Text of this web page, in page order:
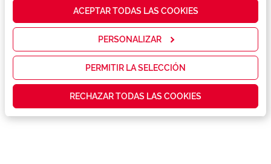
cómo mejorar
servicios y
las
que realmente
contenidos
personalizados
ACEPTAR TODAS LAS COOKIES
PERSONALIZAR
PERMITIR LA SELECCIÓN
RECHAZAR TODAS LAS COOKIES
Conselhos
Serviços exclusivos